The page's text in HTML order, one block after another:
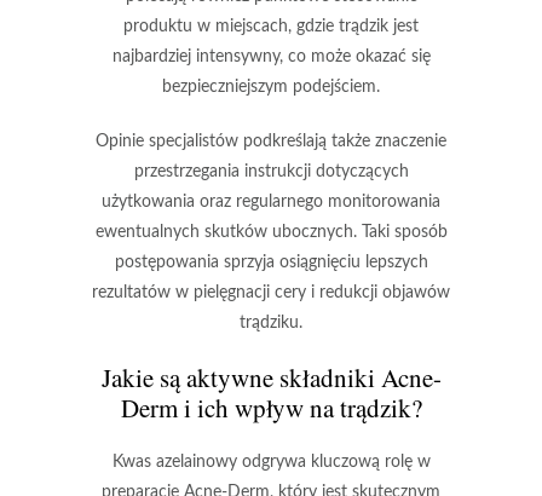
produktu w miejscach, gdzie trądzik jest
najbardziej intensywny, co może okazać się
bezpieczniejszym podejściem.
Opinie specjalistów podkreślają także znaczenie
przestrzegania instrukcji dotyczących
użytkowania oraz regularnego monitorowania
ewentualnych skutków ubocznych. Taki sposób
postępowania sprzyja osiągnięciu lepszych
rezultatów w pielęgnacji cery i redukcji objawów
trądziku.
Jakie są aktywne składniki Acne-
Derm i ich wpływ na trądzik?
Kwas azelainowyodgrywa kluczową rolę w
preparacie Acne-Derm, który jest skutecznym